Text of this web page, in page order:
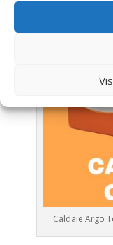
Caldaie Argo